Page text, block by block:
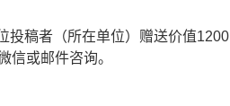
投稿者（所在单位）赠送价值1200
信或邮件咨询。